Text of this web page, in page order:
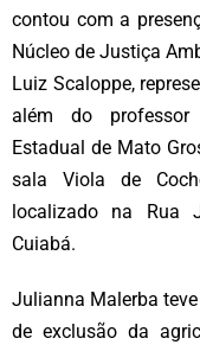
contou com a
Núcleo de Justiça
Luiz Scaloppe,
além do professor
Estadual de Mato
sala Viola de
localizado na Rua
Cuiabá.
Julianna Malerba
de exclusão da